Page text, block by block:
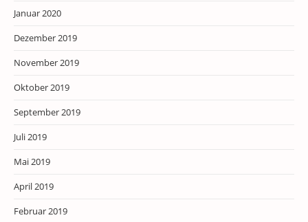
Januar 2020
Dezember 2019
November 2019
Oktober 2019
September 2019
Juli 2019
Mai 2019
April 2019
Februar 2019